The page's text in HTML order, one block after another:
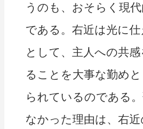
うのも、おそらく現
である。右近は光に
として、主人への共
ることを大事な勤め
られているのである
なかった理由は、右近